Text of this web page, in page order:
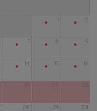
1
• 2
•
7
• 8
• 9
•
14
• 15
• 16
•
21 22 23
28 29 30